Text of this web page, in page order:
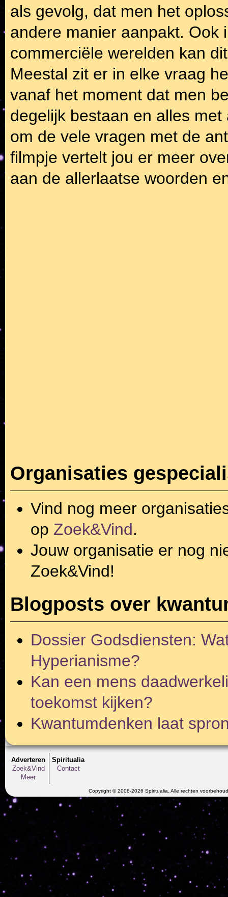
als gevolg, dat men het
andere manier aanpakt. Ook
commerciële werelden kan
Meestal zit er in elke vraag
vanaf het moment dat men
degelijk bestaan en alles
om de vele vragen met de
filmpje vertelt jou er meer
aan de allerlaatse woorden
Organisaties
Vind nog meer
op Zoek&Vind.
Jouw organisatie er nog
Zoek&Vind!
Blogposts over
Dossier Godsdiensten:
Hyperianisme?
Kan een mens
toekomst kijken?
Kwantumdenken laat
Adverteren
Zoek&Vind
Meer
Spiritualia
Contact
Copyright © 2008-2026 Spiritualia. Alle rechten